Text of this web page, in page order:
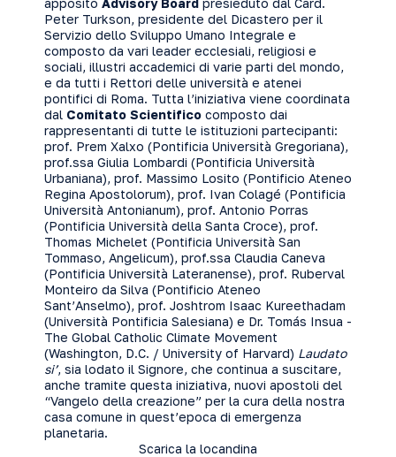
apposito Advisory Board presieduto dal Card.
Peter Turkson, presidente del Dicastero per il
Servizio dello Sviluppo Umano Integrale e
composto da vari leader ecclesiali, religiosi e
sociali, illustri accademici di varie parti del mondo,
e da tutti i Rettori delle università e atenei
pontifici di Roma. Tutta l’iniziativa viene coordinata
dal Comitato Scientifico composto dai
rappresentanti di tutte le istituzioni partecipanti:
prof. Prem Xalxo (Pontificia Università Gregoriana),
prof.ssa Giulia Lombardi (Pontificia Università
Urbaniana), prof. Massimo Losito (Pontificio Ateneo
Regina Apostolorum), prof. Ivan Colagé (Pontificia
Università Antonianum), prof. Antonio Porras
(Pontificia Università della Santa Croce), prof.
Thomas Michelet (Pontificia Università San
Tommaso, Angelicum), prof.ssa Claudia Caneva
(Pontificia Università Lateranense), prof. Ruberval
Monteiro da Silva (Pontificio Ateneo
Sant’Anselmo), prof. Joshtrom Isaac Kureethadam
(Università Pontificia Salesiana) e Dr. Tomás Insua -
The Global Catholic Climate Movement
(Washington, D.C. / University of Harvard) Laudato
si’, sia lodato il Signore, che continua a suscitare,
anche tramite questa iniziativa, nuovi apostoli del
“Vangelo della creazione” per la cura della nostra
casa comune in quest’epoca di emergenza
planetaria.
Scarica la locandina